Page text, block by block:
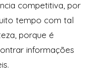
competitiva, por
tempo com tal
porque é
informações